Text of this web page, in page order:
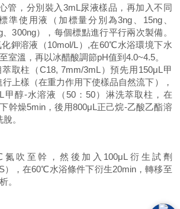
管 ，分別裝入 3mL尿液樣品， 再加入不同
準使用液（加標量分別 為3ng、15ng、
、300ng）， 每個標點進行平行兩次製備。
鉀溶液（10mol/L）,在60℃水浴環境下水
室溫，再以冰醋酸調節pH值到4.0~4.5。
萃取柱（C18, 7mm/3mL）預先用150μL甲
行上樣（在重力作用下使樣品自然流下），
甲醇-水溶液 （50： 50）淋洗萃取柱，在
幹燥5min，後用800μL正己烷-乙酸乙酯溶
。
氮吹至幹，然後加入100μL衍生試劑
），在60℃水浴條件下衍生20min，轉移至
。